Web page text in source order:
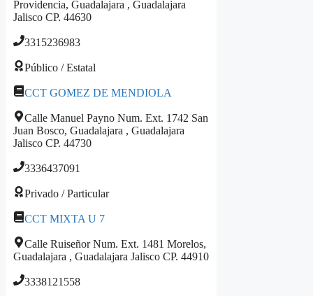
Providencia, Guadalajara , Guadalajara
Jalisco CP. 44630
3315236983
Público / Estatal
CCT GOMEZ DE MENDIOLA
Calle Manuel Payno Num. Ext. 1742 San
Juan Bosco, Guadalajara , Guadalajara
Jalisco CP. 44730
3336437091
Privado / Particular
CCT MIXTA U 7
Calle Ruiseñor Num. Ext. 1481 Morelos,
Guadalajara , Guadalajara Jalisco CP. 44910
3338121558